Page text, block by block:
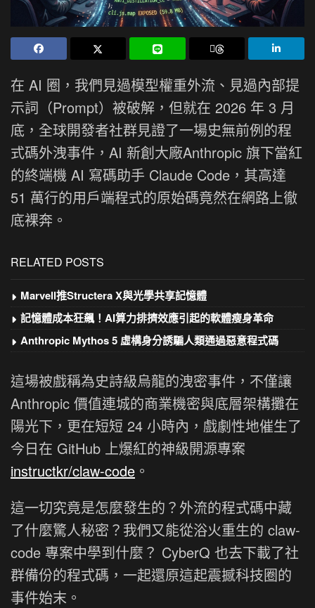
在 AI 圈，我們見過模型權重外流、見過內部提
示詞（Prompt）被破解，但就在 2026 年 3 月
底，全球開發者社群見證了一場史無前例的程
式碼外洩事件，AI 新創大廠Anthropic 旗下當紅
的終端機 AI 寫碼助手 Claude Code，其高達
51 萬行的用戶端程式的原始碼竟然在網路上徹
底裸奔。
RELATED POSTS
Marvell推Structera X與光學共享記憶體
記憶體成本狂飆！AI算力排擠效應引起的軟體瘦身革命
Anthropic Mythos 5 虛構身分誘騙人類通過惡意程式碼
這場被戲稱為史詩級烏龍的洩密事件，不僅讓
Anthropic 價值連城的商業機密與底層架構攤在
陽光下，更在短短 24 小時內，戲劇性地催生了
今日在 GitHub 上爆紅的神級開源專案
instructkr/claw-code 。
這一切究竟是怎麼發生的？外流的程式碼中藏
了什麼驚人秘密？我們又能從浴火重生的 claw-
code 專案中學到什麼？ CyberQ 也去下載了社
群備份的程式碼，一起還原這起震撼科技圈的
事件始末。